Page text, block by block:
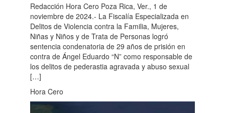
Redacción Hora Cero Poza Rica, Ver., 1 de
noviembre de 2024.- La Fiscalía Especializada en
Delitos de Violencia contra la Familia, Mujeres,
Niñas y Niños y de Trata de Personas logró
sentencia condenatoria de 29 años de prisión en
contra de Ángel Eduardo “N” como responsable de
los delitos de pederastia agravada y abuso sexual
[…]
Hora Cero